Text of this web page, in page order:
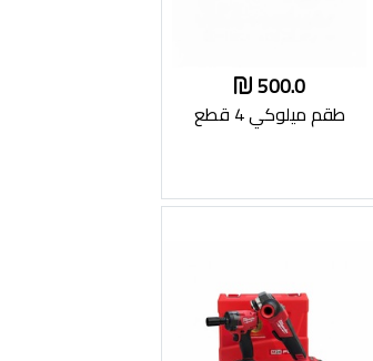
500.0
طقم ميلوكي 4 قطع